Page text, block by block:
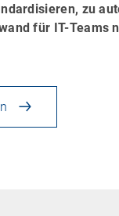
zu
für IT-Teams